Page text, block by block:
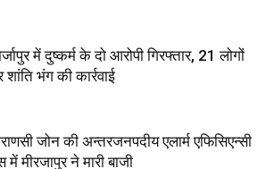
में दुष्कर्म के दो आरोपी गिरफ्तार, 21 लोगों
शांति भंग की कार्रवाई
जोन की अन्तरजनपदीय एलार्म एफिसिएन्सी
में मीरजापुर ने मारी बाजी